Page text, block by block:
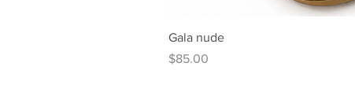
Gala nude
Price
$85.00